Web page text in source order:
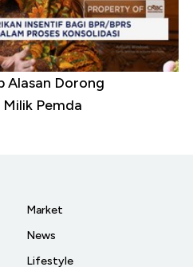
Alasan Dorong
Milik Pemda
Market
News
Lifestyle